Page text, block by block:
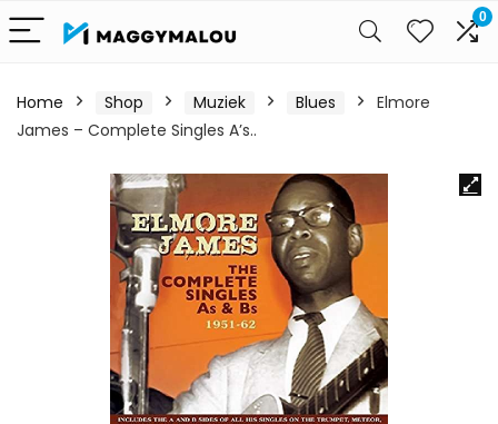
0
Home Shop Muziek Blues
Elmore
James – Complete Singles A’s..